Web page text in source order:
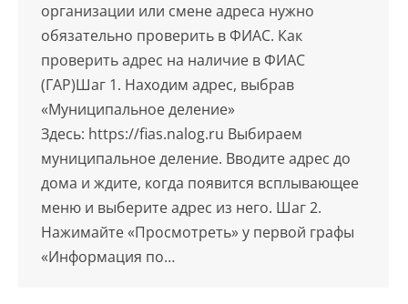
организации или смене адреса нужно
обязательно проверить в ФИАС. Как
проверить адрес на наличие в ФИАС
(ГАР)Шаг 1. Находим адрес, выбрав
«Муниципальное деление»
Здесь: https://fias.nalog.ru Выбираем
муниципальное деление. Вводите адрес до
дома и ждите, когда появится всплывающее
меню и выберите адрес из него. Шаг 2.
Нажимайте «Просмотреть» у первой графы
«Информация по…